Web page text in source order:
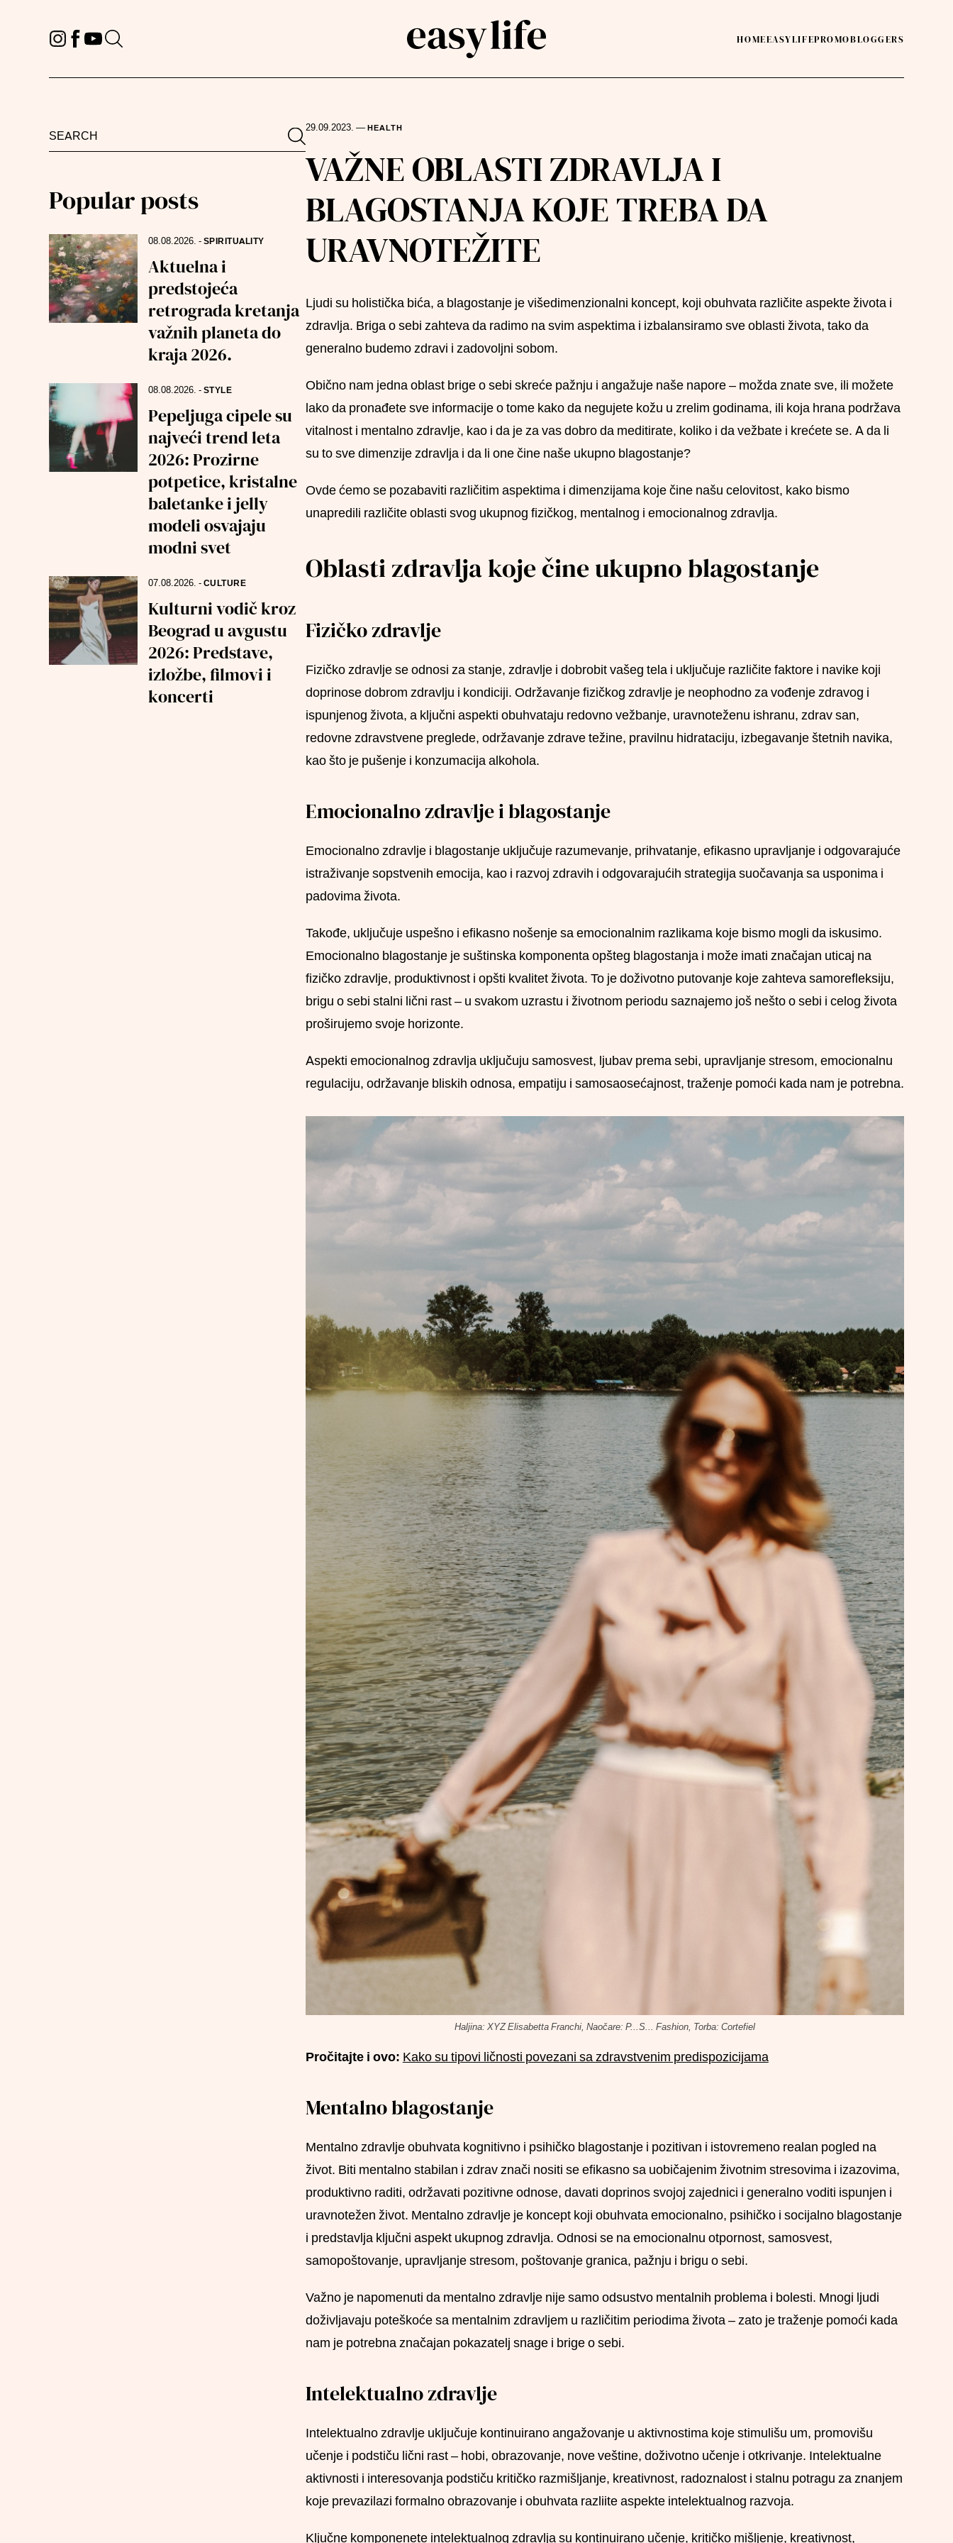
HOMEEASYLIFEPROMOBLOGGERS
Search
Search
Popular posts
08.08.2026. - SPIRITUALITY
Aktuelna i
predstojeća
retrograda kretanja
važnih planeta do
kraja 2026.
08.08.2026. - STYLE
Pepeljuga cipele su
najveći trend leta
2026: Prozirne
potpetice, kristalne
baletanke i jelly
modeli osvajaju
modni svet
07.08.2026. - CULTURE
Kulturni vodič kroz
Beograd u avgustu
2026: Predstave,
izložbe, filmovi i
koncerti
29.09.2023. — HEALTH
VAŽNE OBLASTI ZDRAVLJA I
BLAGOSTANJA KOJE TREBA DA
URAVNOTEŽITE
Ljudi su holistička bića, a blagostanje je višedimenzionalni koncept, koji obuhvata različite aspekte života i
zdravlja. Briga o sebi zahteva da radimo na svim aspektima i izbalansiramo sve oblasti života, tako da
generalno budemo zdravi i zadovoljni sobom.
Obično nam jedna oblast brige o sebi skreće pažnju i angažuje naše napore – možda znate sve, ili možete
lako da pronađete sve informacije o tome kako da negujete kožu u zrelim godinama, ili koja hrana podržava
vitalnost i mentalno zdravlje, kao i da je za vas dobro da meditirate, koliko i da vežbate i krećete se. A da li
su to sve dimenzije zdravlja i da li one čine naše ukupno blagostanje?
Ovde ćemo se pozabaviti različitim aspektima i dimenzijama koje čine našu celovitost, kako bismo
unapredili različite oblasti svog ukupnog fizičkog, mentalnog i emocionalnog zdravlja.
Oblasti zdravlja koje čine ukupno blagostanje
Fizičko zdravlje
Fizičko zdravlje se odnosi za stanje, zdravlje i dobrobit vašeg tela i uključuje različite faktore i navike koji
doprinose dobrom zdravlju i kondiciji. Održavanje fizičkog zdravlje je neophodno za vođenje zdravog i
ispunjenog života, a ključni aspekti obuhvataju redovno vežbanje, uravnoteženu ishranu, zdrav san,
redovne zdravstvene preglede, održavanje zdrave težine, pravilnu hidrataciju, izbegavanje štetnih navika,
kao što je pušenje i konzumacija alkohola.
Emocionalno zdravlje i blagostanje
Emocionalno zdravlje i blagostanje uključuje razumevanje, prihvatanje, efikasno upravljanje i odgovarajuće
istraživanje sopstvenih emocija, kao i razvoj zdravih i odgovarajućih strategija suočavanja sa usponima i
padovima života.
Takođe, uključuje uspešno i efikasno nošenje sa emocionalnim razlikama koje bismo mogli da iskusimo.
Emocionalno blagostanje je suštinska komponenta opšteg blagostanja i može imati značajan uticaj na
fizičko zdravlje, produktivnost i opšti kvalitet života. To je doživotno putovanje koje zahteva samorefleksiju,
brigu o sebi stalni lični rast – u svakom uzrastu i životnom periodu saznajemo još nešto o sebi i celog života
proširujemo svoje horizonte.
Aspekti emocionalnog zdravlja uključuju samosvest, ljubav prema sebi, upravljanje stresom, emocionalnu
regulaciju, održavanje bliskih odnosa, empatiju i samosaosećajnost, traženje pomoći kada nam je potrebna.
Haljina: XYZ Elisabetta Franchi, Naočare: P...S... Fashion, Torba: Cortefiel
Pročitajte i ovo: Kako su tipovi ličnosti povezani sa zdravstvenim predispozicijama
Mentalno blagostanje
Mentalno zdravlje obuhvata kognitivno i psihičko blagostanje i pozitivan i istovremeno realan pogled na
život. Biti mentalno stabilan i zdrav znači nositi se efikasno sa uobičajenim životnim stresovima i izazovima,
produktivno raditi, održavati pozitivne odnose, davati doprinos svojoj zajednici i generalno voditi ispunjen i
uravnotežen život. Mentalno zdravlje je koncept koji obuhvata emocionalno, psihičko i socijalno blagostanje
i predstavlja ključni aspekt ukupnog zdravlja. Odnosi se na emocionalnu otpornost, samosvest,
samopoštovanje, upravljanje stresom, poštovanje granica, pažnju i brigu o sebi.
Važno je napomenuti da mentalno zdravlje nije samo odsustvo mentalnih problema i bolesti. Mnogi ljudi
doživljavaju poteškoće sa mentalnim zdravljem u različitim periodima života – zato je traženje pomoći kada
nam je potrebna značajan pokazatelj snage i brige o sebi.
Intelektualno zdravlje
Intelektualno zdravlje uključuje kontinuirano angažovanje u aktivnostima koje stimulišu um, promovišu
učenje i podstiču lični rast – hobi, obrazovanje, nove veštine, doživotno učenje i otkrivanje. Intelektualne
aktivnosti i interesovanja podstiču kritičko razmišljanje, kreativnost, radoznalost i stalnu potragu za znanjem
koje prevazilazi formalno obrazovanje i obuhvata razliite aspekte intelektualnog razvoja.
Ključne komponenete intelektualnog zdravlja su kontinuirano učenje, kritičko mišljenje, kreativnost,